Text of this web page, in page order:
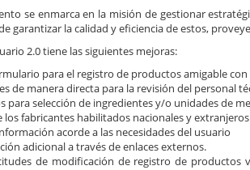
se enmarca en la misión de gestionar
garantizar la calidad y eficiencia de estos,
2.0 tiene las siguientes mejoras:
para el registro de productos amigable con
de manera directa para la revisión del personal
para selección de ingredientes y/o unidades de
fabricantes habilitados nacionales y extranjeros
acorde a las necesidades del usuario
adicional a través de enlaces externos.
de modificación de registro de